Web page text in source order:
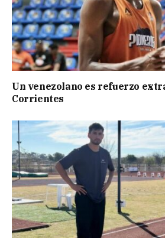
Un venezolano es refuerzo
Corrientes